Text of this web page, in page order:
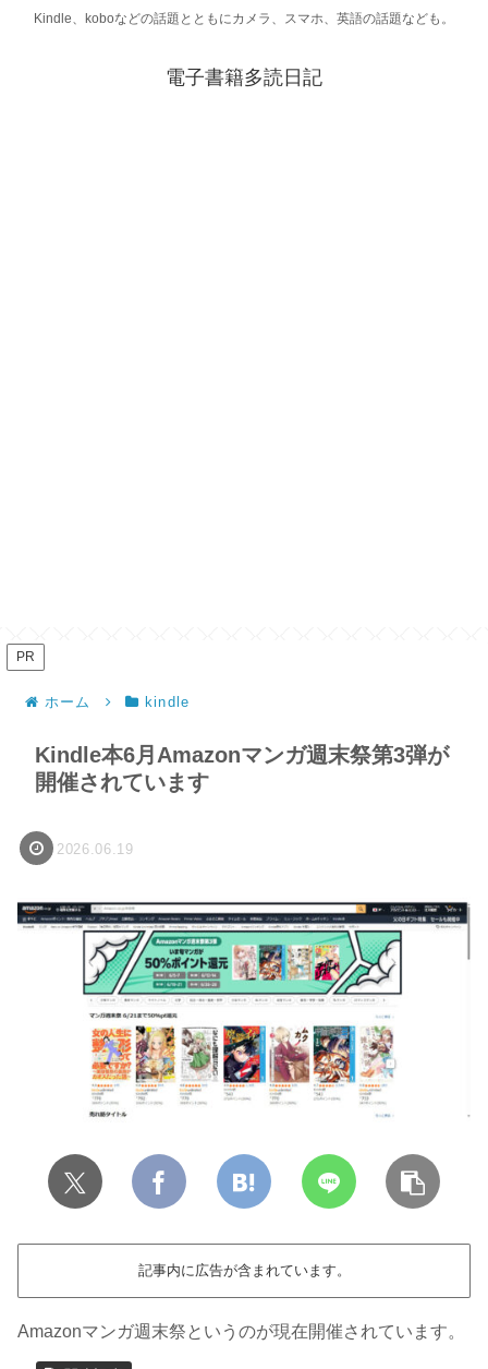
Kindle、koboなどの話題とともにカメラ、スマホ、英語の話題なども。
電子書籍多読日記
PR
ホーム kindle
Kindle本6月Amazonマンガ週末祭第3弾が
開催されています
2026.06.19
記事内に広告が含まれています。
Amazonマンガ週末祭というのが現在開催されています。